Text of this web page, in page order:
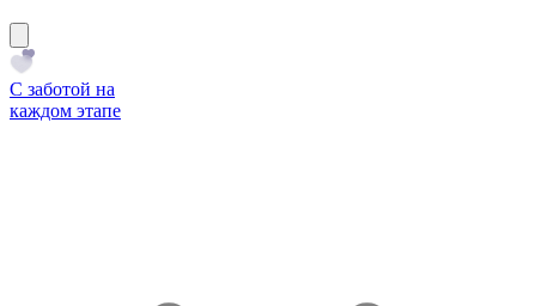
С заботой на
каждом этапе